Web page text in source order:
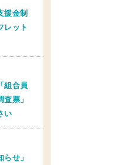
援金制
レット
組合員
票」
い
らせ」